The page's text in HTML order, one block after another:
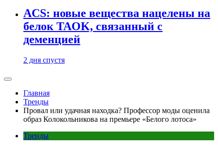
ACS: новые вещества нацелены на
белок TAOK, связанный с
деменцией
2 дня спустя
Главная
Тренды
Провал или удачная находка? Профессор моды оценила
образ Колокольникова на премьере «Белого лотоса»
Тренды